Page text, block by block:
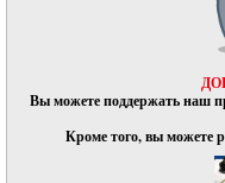
Вы можете поддержать наш
Кроме того, вы можете